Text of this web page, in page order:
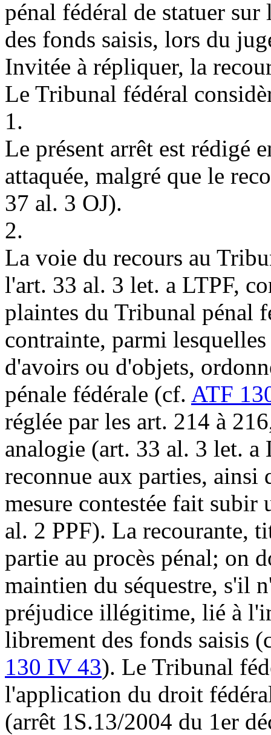
pénal fédéral de statuer
des fonds saisis, lors du
Invitée à répliquer, la
Le Tribunal fédéral
1.
Le présent arrêt est rédigé
attaquée, malgré que le
37 al. 3 OJ).
2.
La voie du recours au
l'art. 33 al. 3 let. a LTPF,
plaintes du Tribunal pénal
contrainte, parmi
d'avoirs ou d'objets,
pénale fédérale (cf. ATF
réglée par les art. 214 à
analogie (art. 33 al. 3 let. a
reconnue aux parties, ainsi
mesure contestée fait
al. 2 PPF). La recourante,
partie au procès pénal; on
maintien du séquestre, s'il
préjudice illégitime, lié à
librement des fonds saisis
130 IV 43). Le Tribunal
l'application du droit
(arrêt 1S.13/2004 du 1er